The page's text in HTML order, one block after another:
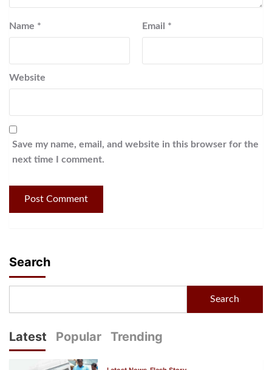
Name * Email *
Website
Save my name, email, and website in this browser for the
next time I comment.
Search
Search
Latest Popular Trending